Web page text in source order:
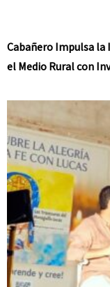
Cabañero Impulsa la
el Medio Rural con